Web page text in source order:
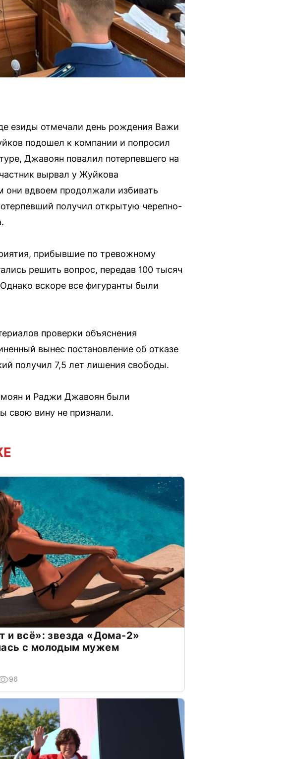
езиды отмечали день рождения Важи
подошел к компании и попросил
Джавоян повалил потерпевшего на
вырвал у Жуйкова
они вдвоем продолжали избивать
получил открытую черепно-
прибывшие по тревожному
решить вопрос, передав 100 тысяч
вскоре все фигуранты были
проверки объяснения
вынес постановление об отказе
получил 7,5 лет лишения свободы.
и Раджи Джавоян были
свою вину не признали.
и всё»: звезда «Дома-2»
с молодым мужем
96